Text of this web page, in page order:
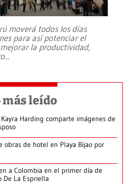
moverá todos los días
para así potenciar el
la productividad,
...
más leído
Kayra Harding comparte imágenes de
obras de hotel en Playa Bijao por
a Colombia en el primer día de
De La Espriella